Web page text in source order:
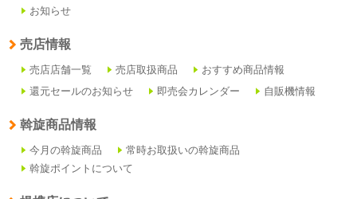
お知らせ
売店情報
売店店舗一覧 売店取扱商品
おすすめ商品情報
還元セールのお知らせ
即売会カレンダー 自販機情報
斡旋商品情報
今月の斡旋商品
常時お取扱いの斡旋商品
斡旋ポイントについて